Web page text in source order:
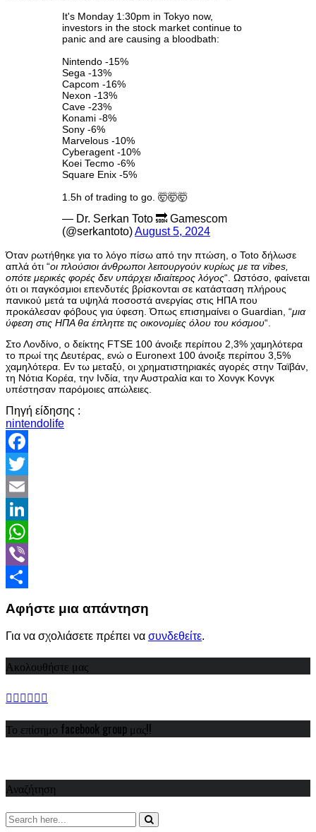
It's Monday 1:30pm in Tokyo now,
investors in the stock market continue to
panic and are causing a bloodbath:
Nintendo -15%
Sega -13%
Capcom -16%
Nexon -13%
Cave -23%
Konami -8%
Sony -6%
Marvelous -10%
Cyberagent -10%
Koei Tecmo -6%
Square Enix -5%
1.5h of trading to go. 🤯🤯🤯
— Dr. Serkan Toto 🔜 Gamescom
(@serkantoto)August 5, 2024
Όταν ρωτήθηκε για το λόγο πίσω από την πτώση, ο Toto δήλωσε
απλά ότι “οι πλούσιοι άνθρωποι λειτουργούν κυρίως με τα vibes,
οπότε μερικές φορές δεν υπάρχει ιδιαίτερος λόγος“. Ωστόσο, φαίνεται
ότι οι παγκόσμιοι επενδυτές βρίσκονται σε κατάσταση πλήρους
πανικού μετά τα υψηλά ποσοστά ανεργίας στις ΗΠΑ που
προκάλεσαν φόβους για ύφεση. Όπως επισημαίνει ο Guardian, “μια
ύφεση στις ΗΠΑ θα έπληττε τις οικονομίες όλου του κόσμου“.
Στο Λονδίνο, ο δείκτης FTSE 100 άνοιξε περίπου 2,3% χαμηλότερα
το πρωί της Δευτέρας, ενώ ο Euronext 100 άνοιξε περίπου 3,5%
χαμηλότερα. Εν τω μεταξύ, οι χρηματιστηριακές αγορές στην Ταϊβάν,
τη Νότια Κορέα, την Ινδία, την Αυστραλία και το Χονγκ Κονγκ
υπέστησαν παρόμοιες απώλειες.
Πηγή είδησης :
nintendolife
Facebook
Twitter
Email
LinkedIn
WhatsApp
Viber
Αφήστε μια απάντηση
Για να σχολιάσετε πρέπει να συνδεθείτε.
Ακολουθήστε μας
Το επίσημο facebook group μας!!
Αναζήτηση